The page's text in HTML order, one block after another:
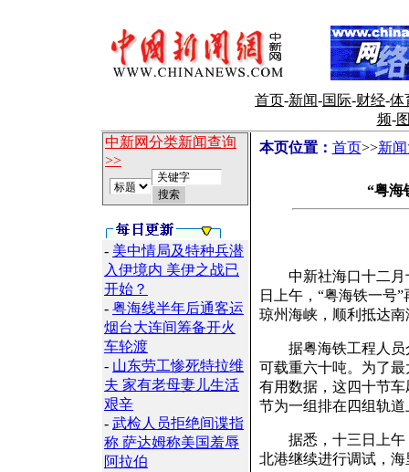
首页-新闻-国际-财经-体
频-
中新网分类新闻查询
>>
- 美中情局及特种兵潜
入伊境内 美伊之战已
开始？
- 粤海线半年后通客运
烟台大连间筹备开火
车轮渡
- 山东劳工惨死特拉维
夫 家有老母妻儿生活
艰辛
- 武检人员拒绝间谍指
称 萨达姆称美国羞辱
阿拉伯
本页位置： 首页>>新
“粤海
中新社海口十二月
日上午，“粤海铁一号
琼州海峡，顺利抵达
据粤海铁工程人员
可载重六十吨。为了
有用数据，这四十节
节为一组排在四组轨
据悉，十三日上午，
北港继续进行调试，